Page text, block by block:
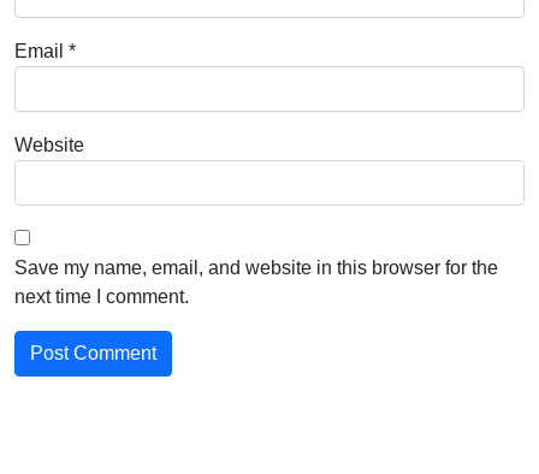
Email *
Website
Save my name, email, and website in this browser for the
next time I comment.